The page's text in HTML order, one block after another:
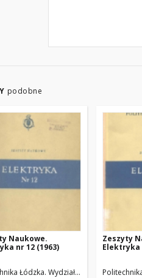
podobne
Naukowe.
nr 12 (1963)
Łódzka. Wydział Elektrotechniki,
Zeszyty
Elektryka